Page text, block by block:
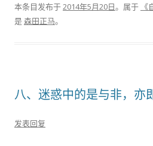
本条目发布于2014年5月20日。属于
是森田正马。
八、迷惑中的是与非，亦
发表回复